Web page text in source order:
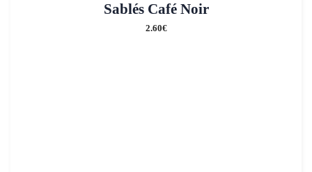
Sablés Café Noir
2.60€